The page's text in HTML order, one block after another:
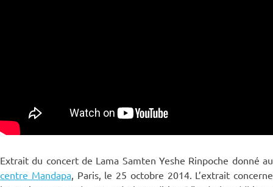
Extrait du concert de Lama Samten Yeshe Rinpoche donné au
centre Mandapa, Paris, le 25 octobre 2014. L’extrait concerne